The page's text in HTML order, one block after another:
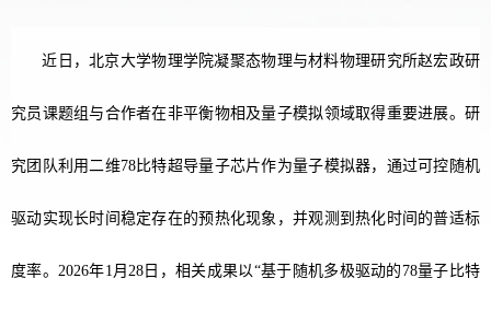
近日，北京大学物理学院凝聚态物理与材料物理研究所赵宏政研
究员课题组与合作者在非平衡物相及量子模拟领域取得重要进展。研
究团队利用二维78比特超导量子芯片作为量子模拟器，通过可控随机
驱动实现长时间稳定存在的预热化现象，并观测到热化时间的普适标
度率。2026年1 月28日，相关成果以 “基于随机多极驱动的78量子比特